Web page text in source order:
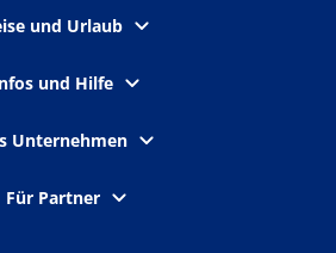
und Urlaub
und Hilfe
Unternehmen
Für Partner